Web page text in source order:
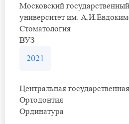
Московский
университет им.
Стоматология
ВУЗ
2021
Центральная
Ортодонтия
Ординатура